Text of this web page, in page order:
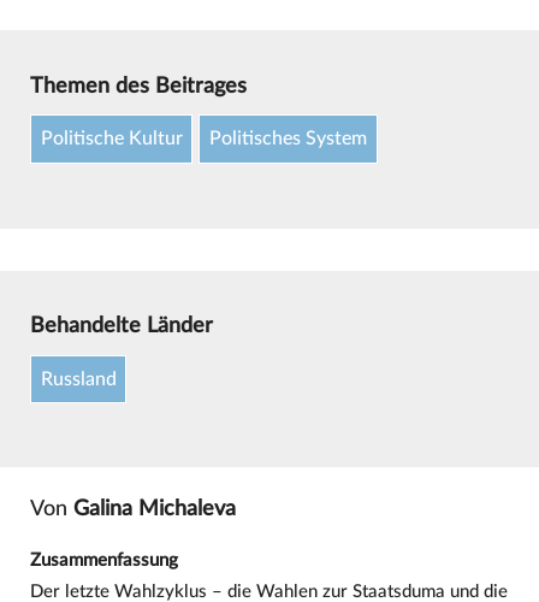
Themen des Beitrages
Politische Kultur Politisches System
Behandelte Länder
Russland
Von Galina Michaleva
Zusammenfassung
Der letzte Wahlzyklus – die Wahlen zur Staatsduma und die